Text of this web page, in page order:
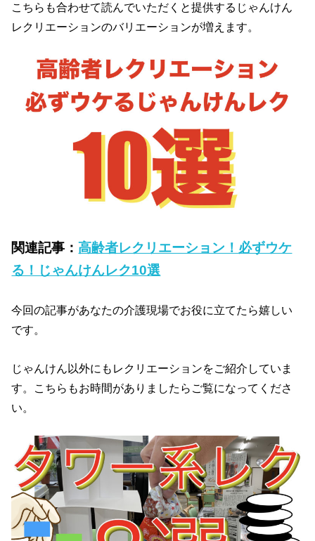
こちらも合わせて読んでいただくと提供するじゃんけん
レクリエーションのバリエーションが増えます。
関連記事：高齢者レクリエーション！必ずウケ
る！じゃんけんレク10選
今回の記事があなたの介護現場でお役に立てたら嬉しい
です。
じゃんけん以外にもレクリエーションをご紹介していま
す。こちらもお時間がありましたらご覧になってくださ
い。